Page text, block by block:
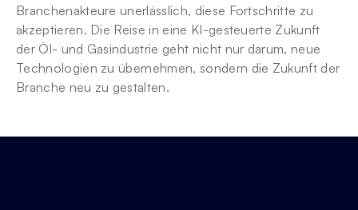
Branchenakteure unerlässlich, diese Fortschritte zu
akzeptieren. Die Reise in eine KI-gesteuerte Zukunft
der Öl- und Gasindustrie geht nicht nur darum, neue
Technologien zu übernehmen, sondern die Zukunft der
Branche neu zu gestalten.